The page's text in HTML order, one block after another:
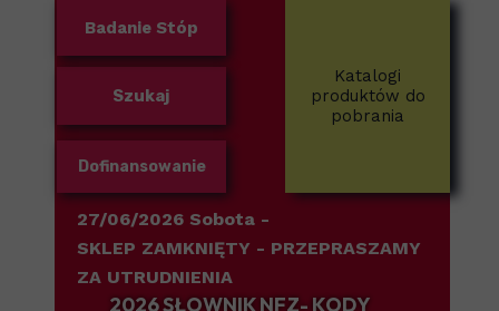
27/06/2026 Sobota -
SKLEP ZAMKNIĘTY - PRZEPRASZAMY
ZA UTRUDNIENIA
Katalogi
produktów do
pobrania
2026 SŁOWNIK NFZ- KODY
Badanie Stóp
Szukaj
Dofinansowanie